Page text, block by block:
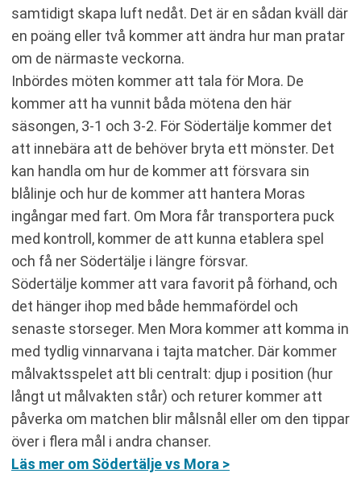
samtidigt skapa luft nedåt. Det är en sådan kväll där
en poäng eller två kommer att ändra hur man pratar
om de närmaste veckorna.
Inbördes möten kommer att tala för Mora. De
kommer att ha vunnit båda mötena den här
säsongen, 3-1 och 3-2. För Södertälje kommer det
att innebära att de behöver bryta ett mönster. Det
kan handla om hur de kommer att försvara sin
blålinje och hur de kommer att hantera Moras
ingångar med fart. Om Mora får transportera puck
med kontroll, kommer de att kunna etablera spel
och få ner Södertälje i längre försvar.
Södertälje kommer att vara favorit på förhand, och
det hänger ihop med både hemmafördel och
senaste storseger. Men Mora kommer att komma in
med tydlig vinnarvana i tajta matcher. Där kommer
målvaktsspelet att bli centralt: djup i position (hur
långt ut målvakten står) och returer kommer att
påverka om matchen blir målsnål eller om den tippar
över i flera mål i andra chanser.
Läs mer om Södertälje vs Mora >